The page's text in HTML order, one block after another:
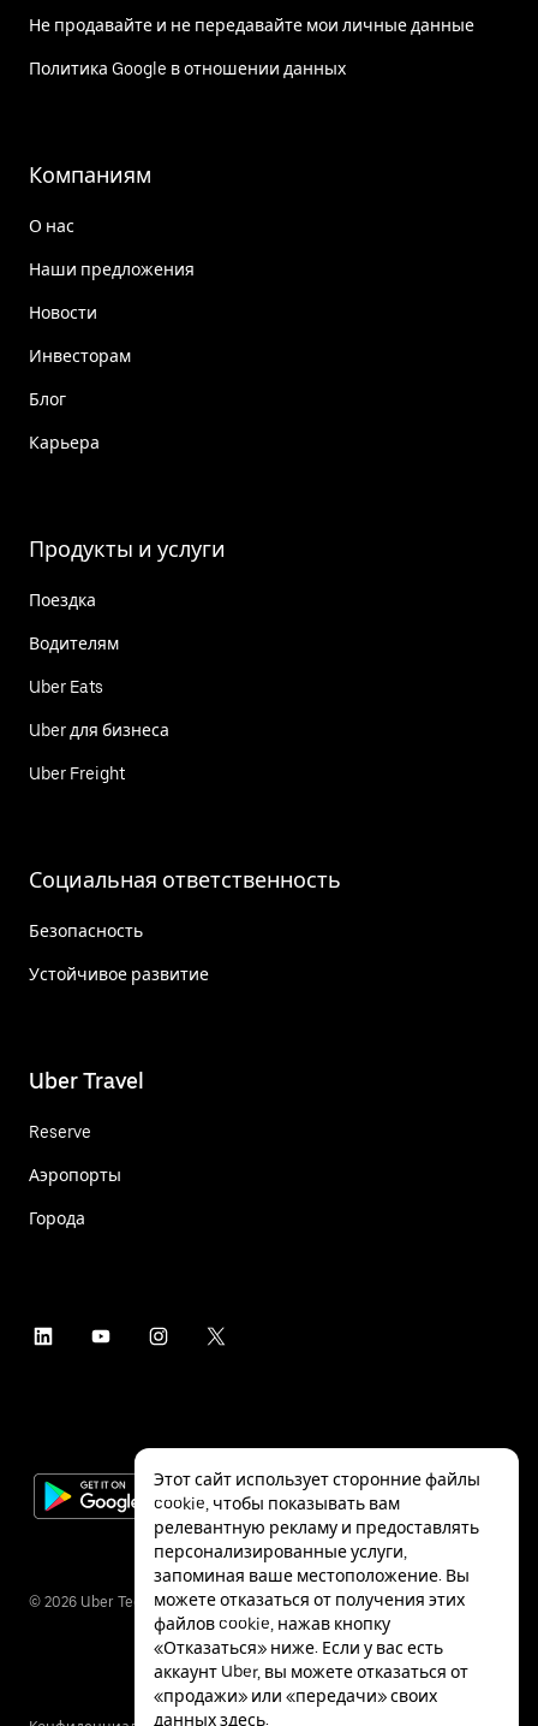
Не продавайте и не передавайте мои личные данные
Политика Google в отношении данных
Компаниям
О нас
Наши предложения
Новости
Инвесторам
Блог
Карьера
Продукты и услуги
Поездка
Водителям
Uber Eats
Uber для бизнеса
Uber Freight
Социальная ответственность
Безопасность
Устойчивое развитие
Uber Travel
Reserve
Аэропорты
Города
© 2026 Uber Technologies Inc.
Этот сайт использует сторонние файлы
cookie, чтобы показывать вам
релевантную рекламу и предоставлять
персонализированные услуги,
запоминая ваше местоположение. Вы
можете отказаться от получения этих
файлов cookie, нажав кнопку
«Отказаться» ниже. Если у вас есть
аккаунт Uber, вы можете отказаться от
«продажи» или «передачи» своих
данныхздесь.